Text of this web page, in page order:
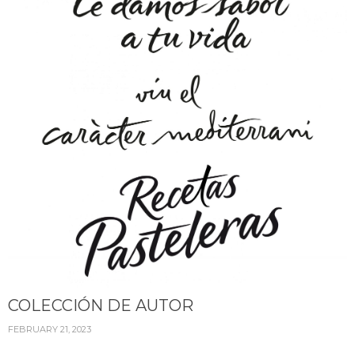
COLECCIÓN DE AUTOR
FEBRUARY 21, 2023